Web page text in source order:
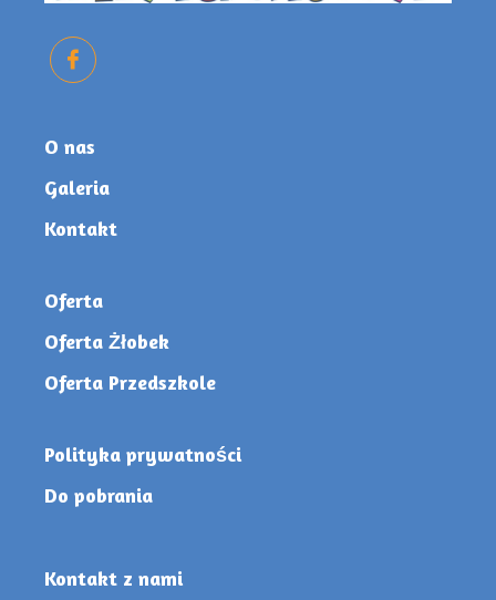
O nas
Galeria
Kontakt
Oferta
Oferta Żłobek
Oferta Przedszkole
Polityka prywatności
Do pobrania
Kontakt z nami